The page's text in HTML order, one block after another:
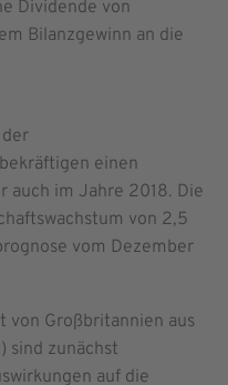
Dividende von
Bilanzgewinn an die
einen
auch im Jahre 2018. Die
von 2,5
vom Dezember
von Großbritannien aus
sind zunächst
auf die